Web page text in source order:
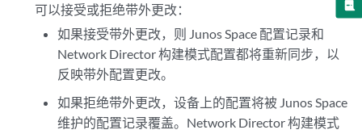
可以接受或拒绝带外更改：
如果接受带外更改，则 Junos Space 配置记录和
Network Director 构建模式配置都将重新同步，以
反映带外配置更改。
如果拒绝带外更改，设备上的配置将被 Junos Space
维护的配置记录覆盖。Network Director 构建模式